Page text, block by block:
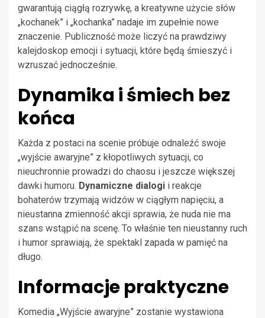
gwarantują ciągłą rozrywkę, a kreatywne użycie słów
„kochanek” i „kochanka” nadaje im zupełnie nowe
znaczenie. Publiczność może liczyć na prawdziwy
kalejdoskop emocji i sytuacji, które będą śmieszyć i
wzruszać jednocześnie.
Dynamika i śmiech bez
końca
Każda z postaci na scenie próbuje odnaleźć swoje
„wyjście awaryjne” z kłopotliwych sytuacji, co
nieuchronnie prowadzi do chaosu i jeszcze większej
dawki humoru. Dynamiczne dialogi i reakcje
bohaterów trzymają widzów w ciągłym napięciu, a
nieustanna zmienność akcji sprawia, że nuda nie ma
szans wstąpić na scenę. To właśnie ten nieustanny ruch
i humor sprawiają, że spektakl zapada w pamięć na
długo.
Informacje praktyczne
Komedia „Wyjście awaryjne” zostanie wystawiona